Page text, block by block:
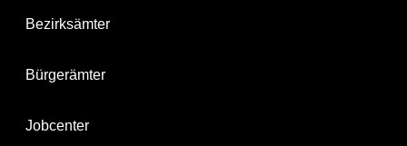
Bezirksämter
Bürgerämter
Jobcenter